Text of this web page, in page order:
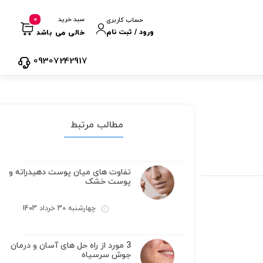
حساب کاربری
ورود / ثبت نام
سبد خرید
خالی می باشد
0
09307242917
مطالب مرتبط
تفاوت های میان پوست دهیدراته و
پوست خشک
چهارشنبه 30 خرداد 1403
3 مورد از راه حل های آسان و درمان
جوش سرسیاه